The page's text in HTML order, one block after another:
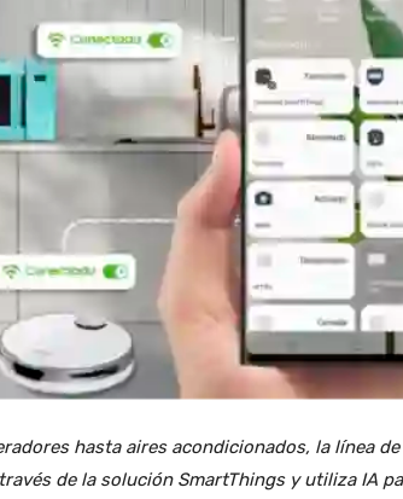
hasta aires acondicionados, la línea
de la solución SmartThings y utiliza IA